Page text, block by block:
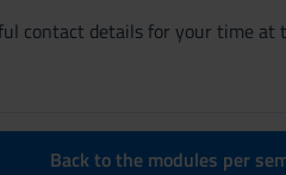
contact details for your time at
Back to the modules per